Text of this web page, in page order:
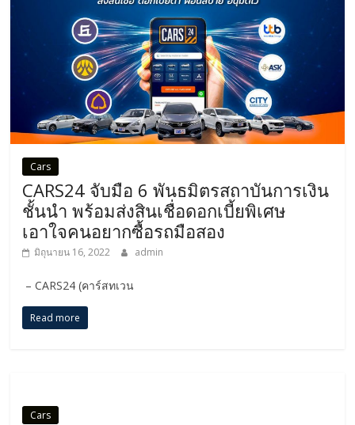
Cars
CARS24 จับมือ 6 พันธมิตรสถาบันการเงิน
ชั้นนำ พร้อมส่งสินเชื่อดอกเบี้ยพิเศษ
เอาใจคนอยากซื้อรถมือสอง
มิถุนายน 16, 2022 admin
– CARS24 (คาร์สทเวน
Read more
Cars